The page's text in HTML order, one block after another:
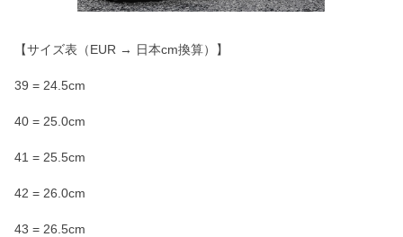
【サイズ表（EUR → 日本cm換算）】
39 = 24.5cm
40 = 25.0cm
41 = 25.5cm
42 = 26.0cm
43 = 26.5cm